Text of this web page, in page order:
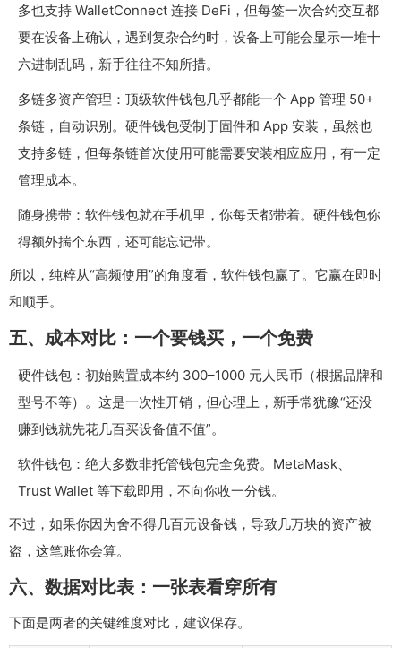
多也支持 WalletConnect 连接 DeFi，但每签一次合约交互都
要在设备上确认，遇到复杂合约时，设备上可能会显示一堆十
六进制乱码，新手往往不知所措。
多链多资产管理：顶级软件钱包几乎都能一个 App 管理 50+
条链，自动识别。硬件钱包受制于固件和 App 安装，虽然也
支持多链，但每条链首次使用可能需要安装相应应用，有一定
管理成本。
随身携带：软件钱包就在手机里，你每天都带着。硬件钱包你
得额外揣个东西，还可能忘记带。
所以，纯粹从“高频使用”的角度看，软件钱包赢了。它赢在即时
和顺手。
五、成本对比：一个要钱买，一个免费
硬件钱包：初始购置成本约 300–1000 元人民币（根据品牌和
型号不等）。这是一次性开销，但心理上，新手常犹豫“还没
赚到钱就先花几百买设备值不值”。
软件钱包：绝大多数非托管钱包完全免费。MetaMask、
Trust Wallet 等下载即用，不向你收一分钱。
不过，如果你因为舍不得几百元设备钱，导致几万块的资产被
盗，这笔账你会算。
六、数据对比表：一张表看穿所有
下面是两者的关键维度对比，建议保存。